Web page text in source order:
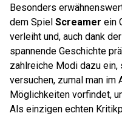
Besonders
dem Spiel Screamer ein
verleiht und, auch dank
spannende Geschichte
zahlreiche Modi dazu
versuchen, zumal man im
Möglichkeiten vorfindet,
Als einzigen echten